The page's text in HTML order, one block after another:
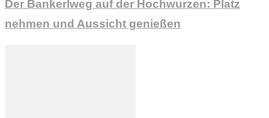
Der Bankerlweg auf der Hochwurzen: Platz
nehmen und Aussicht genießen